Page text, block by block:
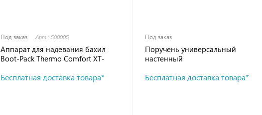
Под заказ Арт.: 500005
Аппарат для надевания бахил
Boot-Pack Thermo Comfort XT-
Бесплатная доставка товара*
Под заказ
Поручень универсальный
настенный
Бесплатная доставка товара*